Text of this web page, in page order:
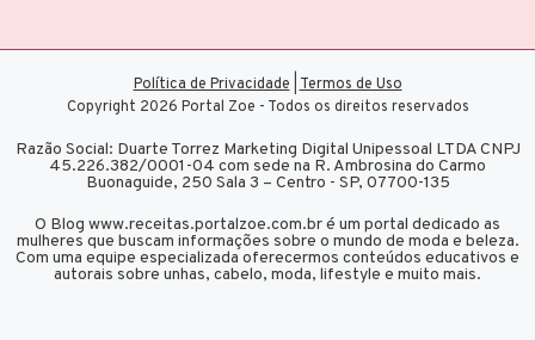
Política de Privacidade|Termos de Uso
Copyright 2026 Portal Zoe - Todos os direitos reservados
Razão Social: Duarte Torrez Marketing Digital Unipessoal LTDA CNPJ
45.226.382/0001-04 com sede na R. Ambrosina do Carmo
Buonaguide, 250 Sala 3 – Centro - SP, 07700-135
O Blog www.receitas.portalzoe.com.br é um portal dedicado as
mulheres que buscam informações sobre o mundo de moda e beleza.
Com uma equipe especializada oferecermos conteúdos educativos e
autorais sobre unhas, cabelo, moda, lifestyle e muito mais.